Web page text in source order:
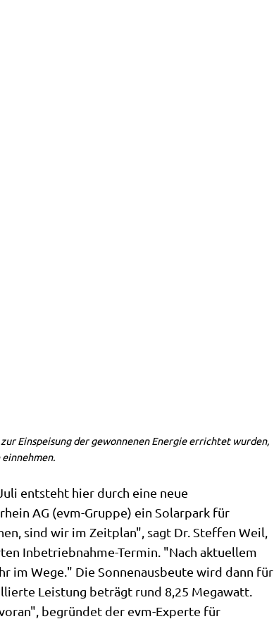
Einspeisung der gewonnenen Energie errichtet wurden,
entsteht hier durch eine neue
AG (evm-Gruppe) ein Solarpark für
sind wir im Zeitplan", sagt Dr. Steffen Weil,
Inbetriebnahme-Termin. "Nach aktuellem
im Wege." Die Sonnenausbeute wird dann für
Leistung beträgt rund 8,25 Megawatt.
begründet der evm-Experte für